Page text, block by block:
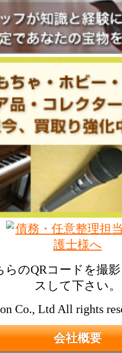
Co., Ltd All rights
会社概要